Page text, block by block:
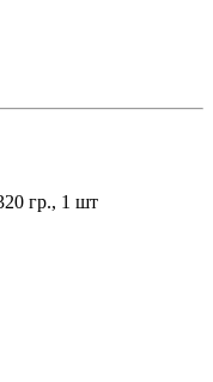
гр., 1 шт